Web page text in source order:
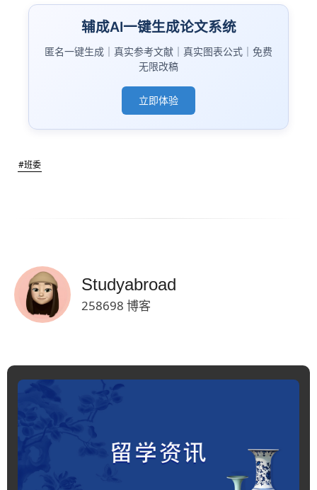
辅成AI一键生成论文系统
匿名一键生成｜真实参考文献｜真实图表公式｜免费
无限改稿
立即体验
#班委
Studyabroad
258698 博客